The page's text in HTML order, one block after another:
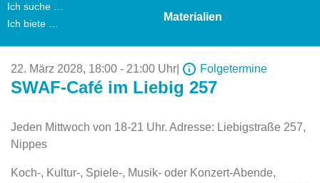
Ich suche …
Ich biete …
Materialien
22. März 2028, 18:00 - 21:00 Uhr Folgetermine
SWAF-Café im Liebig 257
Jeden Mittwoch von 18-21 Uhr. Adresse: Liebigstraße 257,
Nippes
Koch-, Kultur-, Spiele-, Musik- oder Konzert-Abende,